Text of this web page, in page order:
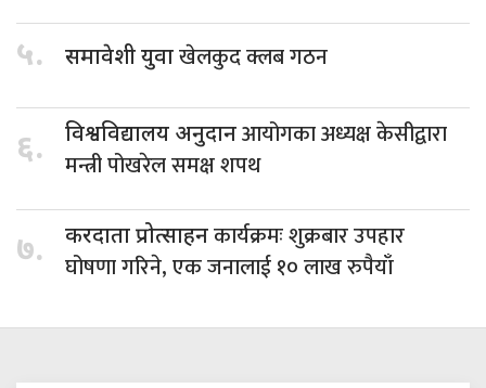
५. समावेशी युवाखेलकुद क्लब गठन
६. विश्वविद्यालय अनुदानआयोगका अध्यक्ष केसीद्वारा
मन्त्री पोखरेल समक्ष शपथ
७. करदाता प्रोत्साहनकार्यक्रमः शुक्रबार उपहार
घोषणा गरिने, एक जनालाई १० लाख रुपैयाँ